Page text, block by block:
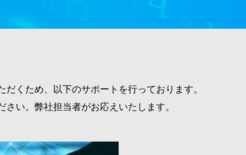
くため、以下のサポートを行っております。
い。弊社担当者がお応えいたします。